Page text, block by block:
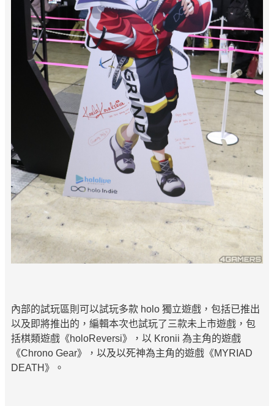
內部的試玩區則可以試玩多款 holo 獨立遊戲，包括已推出
以及即將推出的，編輯本次也試玩了三款未上市遊戲，包
括棋類遊戲《holoReversi》，以 Kronii 為主角的遊戲
《Chrono Gear》，以及以死神為主角的遊戲《MYRIAD
DEATH》。